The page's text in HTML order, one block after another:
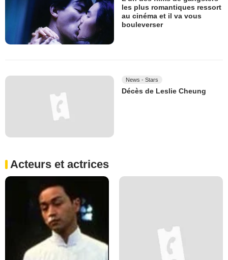
les plus romantiques ressort
au cinéma et il va vous
bouleverser
News - Stars
Décès de Leslie Cheung
Acteurs et actrices